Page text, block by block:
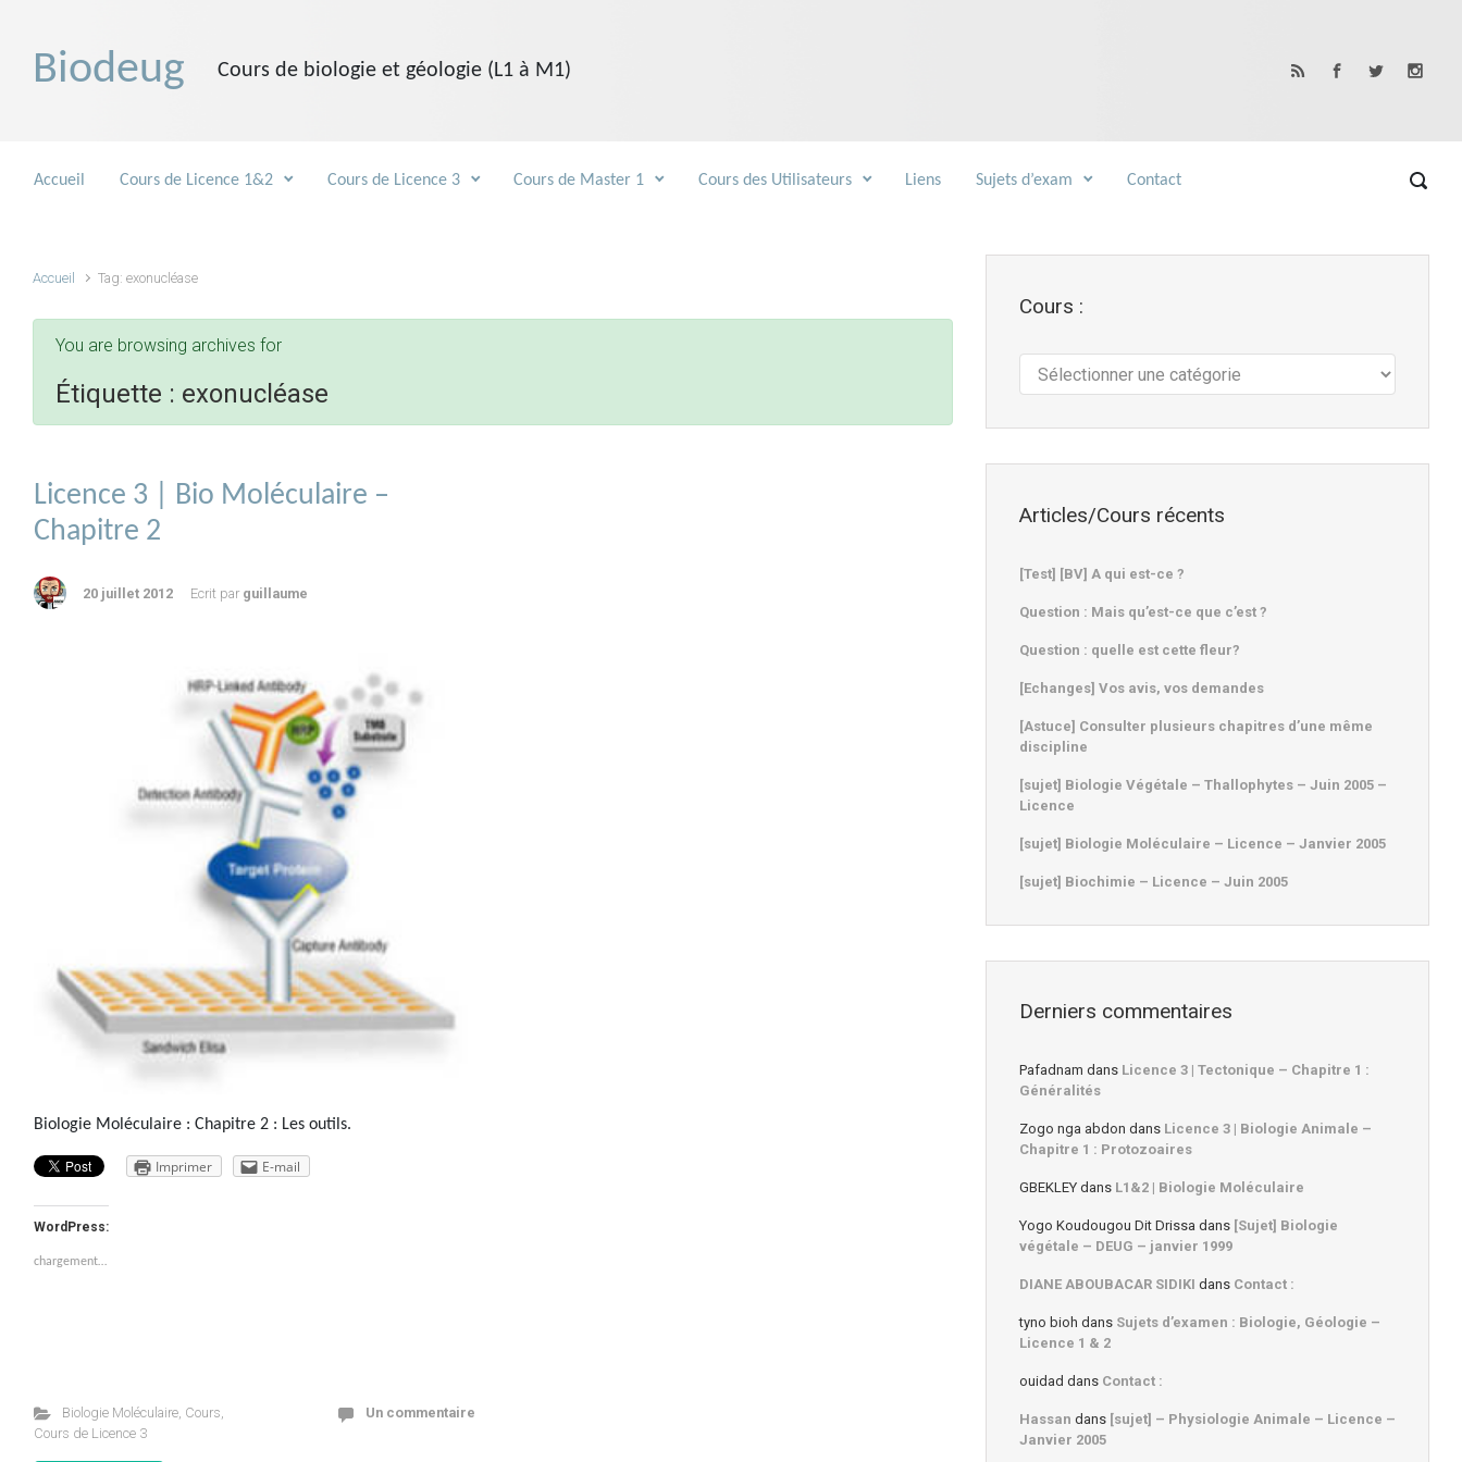
Biodeug Cours de biologie et géologie (L1 à M1)
Accueil Cours de Licence 1&2 Cours de Licence 3 Cours de Master 1 Cours des Utilisateurs Liens Sujets d’exam Contact
Accueil Tag: exonucléase
You are browsing archives for
Étiquette : exonucléase
Licence 3 | Bio Moléculaire –
Chapitre 2
20 juillet 2012 Ecrit par guillaume
Biologie Moléculaire : Chapitre 2 : Les outils.
Imprimer E-mail
WordPress:
chargement…
Biologie Moléculaire, Cours,
Cours de Licence 3
Un commentaire
Cours :
Articles/Cours récents
[Test] [BV] A qui est-ce ?
Question : Mais qu’est-ce que c’est ?
Question : quelle est cette fleur?
[Echanges] Vos avis, vos demandes
[Astuce] Consulter plusieurs chapitres d’une même
discipline
[sujet] Biologie Végétale – Thallophytes – Juin 2005 –
Licence
[sujet] Biologie Moléculaire – Licence – Janvier 2005
[sujet] Biochimie – Licence – Juin 2005
Derniers commentaires
Pafadnam dans Licence 3 | Tectonique – Chapitre 1 :
Généralités
Zogo nga abdon dans Licence 3 | Biologie Animale –
Chapitre 1 : Protozoaires
GBEKLEY dans L1&2 | Biologie Moléculaire
Yogo Koudougou Dit Drissa dans [Sujet] Biologie
végétale – DEUG – janvier 1999
DIANE ABOUBACAR SIDIKI dans Contact :
tyno bioh dans Sujets d’examen : Biologie, Géologie –
Licence 1 & 2
ouidad dans Contact :
Hassan dans [sujet] – Physiologie Animale – Licence –
Janvier 2005